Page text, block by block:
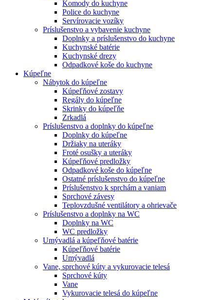
Komody do kuchyne
Police do kuchyne
Servírovacie vozíky
Príslušenstvo a vybavenie kuchyne
Doplnky a príslušenstvo do kuchyne
Kuchynské batérie
Kuchynské drezy
Odpadkové koše do kuchyne
Kúpeľne
Nábytok do kúpeľne
Kúpeľňové zostavy
Regály do kúpeľne
Skrinky do kúpeľňe
Zrkadlá
Príslušenstvo a doplnky do kúpeľne
Doplnky do kúpeľne
Držiaky na uteráky
Froté osušky a uteráky
Kúpeľňové predložky
Odpadkové koše do kúpeľne
Ostatné príslušenstvo do kúpeľne
Príslušenstvo k sprchám a vaniam
Sprchové závesy
Teplovzdušné ventilátory a ohrievače
Príslušenstvo a doplnky na WC
Doplnky na WC
WC predložky
Umývadlá a kúpeľňové batérie
Kúpeľňové batérie
Umývadlá
Vane, sprchové kúty a vykurovacie telesá
Sprchové kúty
Vane
Vykurovacie telesá do kúpeľne